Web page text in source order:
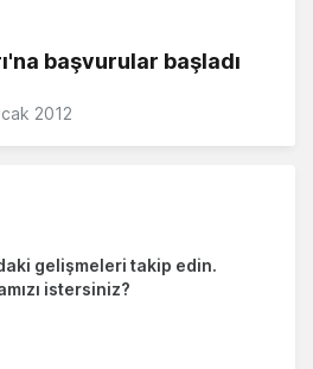
başvurular başladı
2012
gelişmeleri takip edin.
istersiniz?